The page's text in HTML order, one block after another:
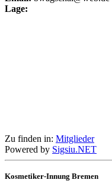
Lage:
Zu finden in: Mitglieder
Powered by Sigsiu.NET
Kosmetiker-Innung Bremen